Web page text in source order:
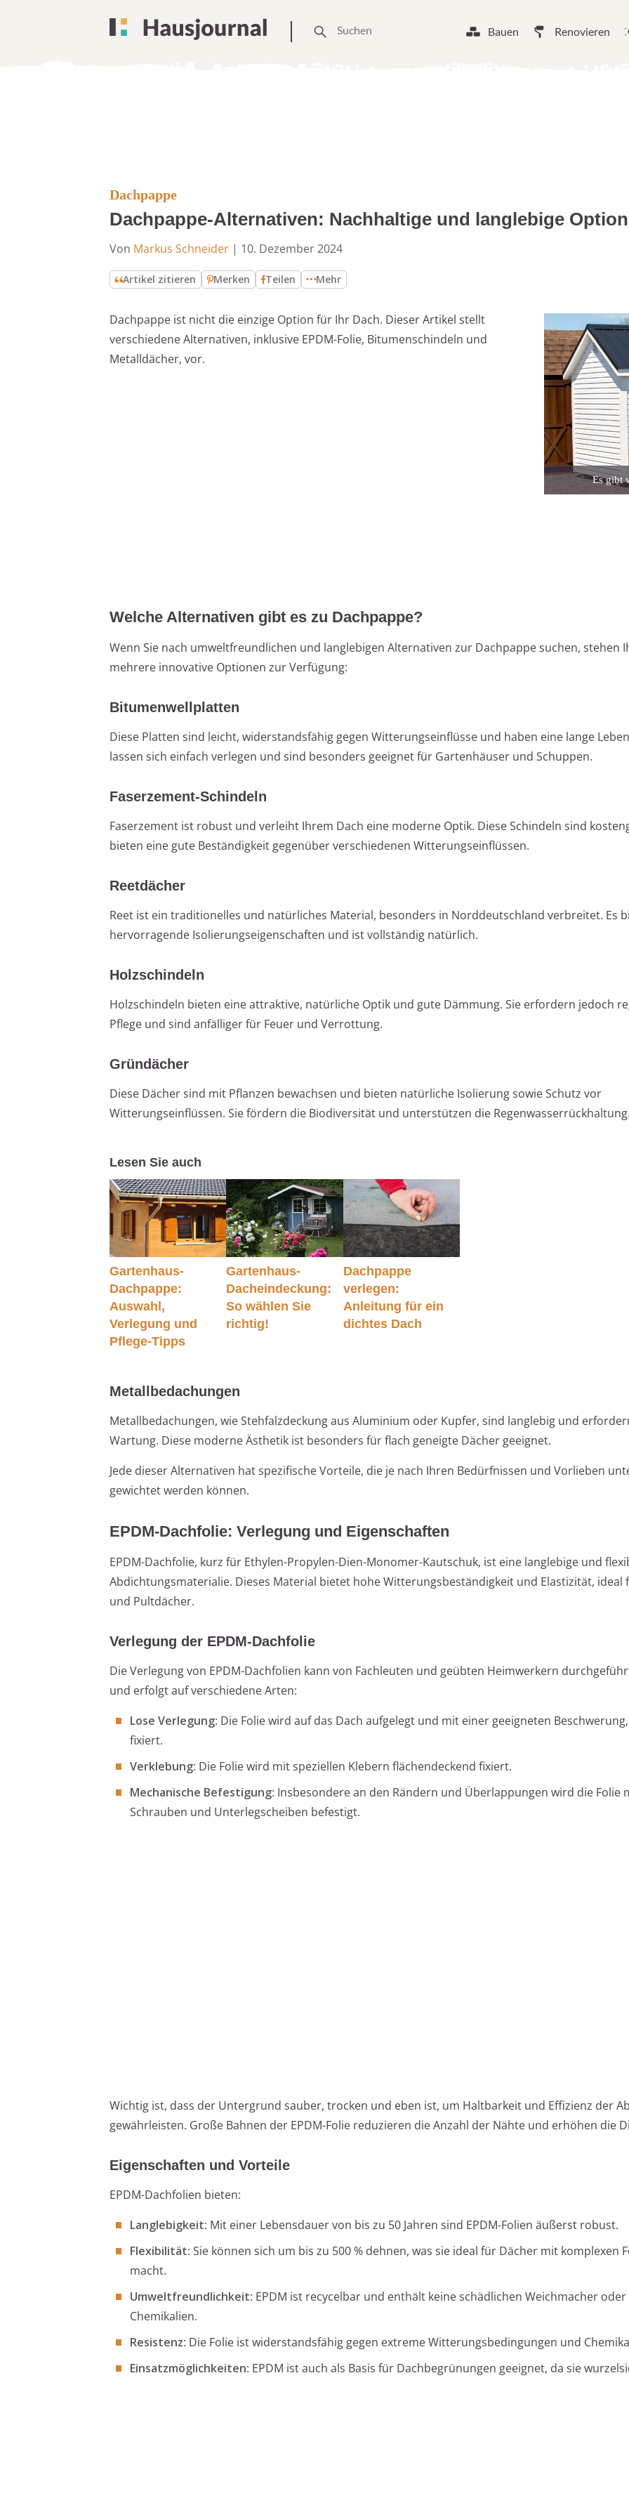
Bauen Renovieren
Dachpappe
Dachpappe-Alternativen: Nachhaltige und langlebige
Von Markus Schneider | 10. Dezember 2024
Artikel zitieren Merken Teilen Mehr
Dachpappe ist nicht die einzige Option für Ihr Dach. Dieser Artikel stellt
verschiedene Alternativen, inklusive EPDM-Folie, Bitumenschindeln und
Metalldächer, vor.
Es gibt
Welche Alternativen gibt es zu Dachpappe?
Wenn Sie nach umweltfreundlichen und langlebigen Alternativen zur Dachpappe suchen, stehen
mehrere innovative Optionen zur Verfügung:
Bitumenwellplatten
Diese Platten sind leicht, widerstandsfähig gegen Witterungseinflüsse und haben eine lange
lassen sich einfach verlegen und sind besonders geeignet für Gartenhäuser und Schuppen.
Faserzement-Schindeln
Faserzement ist robust und verleiht Ihrem Dach eine moderne Optik. Diese Schindeln sind
bieten eine gute Beständigkeit gegenüber verschiedenen Witterungseinflüssen.
Reetdächer
Reet ist ein traditionelles und natürliches Material, besonders in Norddeutschland verbreitet. Es
hervorragende Isolierungseigenschaften und ist vollständig natürlich.
Holzschindeln
Holzschindeln bieten eine attraktive, natürliche Optik und gute Dämmung. Sie erfordern jedoch
Pflege und sind anfälliger für Feuer und Verrottung.
Gründächer
Diese Dächer sind mit Pflanzen bewachsen und bieten natürliche Isolierung sowie Schutz vor
Witterungseinflüssen. Sie fördern die Biodiversität und unterstützen die Regenwasserrückhaltung.
Lesen Sie auch
Gartenhaus-
Dachpappe:
Auswahl,
Verlegung und
Pflege-Tipps
Gartenhaus-
Dacheindeckung:
So wählen Sie
richtig!
Dachpappe
verlegen:
Anleitung für ein
dichtes Dach
Metallbedachungen
Metallbedachungen, wie Stehfalzdeckung aus Aluminium oder Kupfer, sind langlebig und
Wartung. Diese moderne Ästhetik ist besonders für flach geneigte Dächer geeignet.
Jede dieser Alternativen hat spezifische Vorteile, die je nach Ihren Bedürfnissen und Vorlieben
gewichtet werden können.
EPDM-Dachfolie: Verlegung und Eigenschaften
EPDM-Dachfolie, kurz für Ethylen-Propylen-Dien-Monomer-Kautschuk, ist eine langlebige und
Abdichtungsmaterialie. Dieses Material bietet hohe Witterungsbeständigkeit und Elastizität, ideal
und Pultdächer.
Verlegung der EPDM-Dachfolie
Die Verlegung von EPDM-Dachfolien kann von Fachleuten und geübten Heimwerkern
und erfolgt auf verschiedene Arten:
Lose Verlegung: Die Folie wird auf das Dach aufgelegt und mit einer geeigneten Beschwerung,
fixiert.
Verklebung: Die Folie wird mit speziellen Klebern flächendeckend fixiert.
Mechanische Befestigung: Insbesondere an den Rändern und Überlappungen wird die Folie
Schrauben und Unterlegscheiben befestigt.
Wichtig ist, dass der Untergrund sauber, trocken und eben ist, um Haltbarkeit und Effizienz der
gewährleisten. Große Bahnen der EPDM-Folie reduzieren die Anzahl der Nähte und erhöhen die
Eigenschaften und Vorteile
EPDM-Dachfolien bieten:
Langlebigkeit: Mit einer Lebensdauer von bis zu 50 Jahren sind EPDM-Folien äußerst robust.
Flexibilität: Sie können sich um bis zu 500 % dehnen, was sie ideal für Dächer mit komplexen
macht.
Umweltfreundlichkeit: EPDM ist recycelbar und enthält keine schädlichen Weichmacher oder
Chemikalien.
Resistenz: Die Folie ist widerstandsfähig gegen extreme Witterungsbedingungen und
Einsatzmöglichkeiten: EPDM ist auch als Basis für Dachbegrünungen geeignet, da sie